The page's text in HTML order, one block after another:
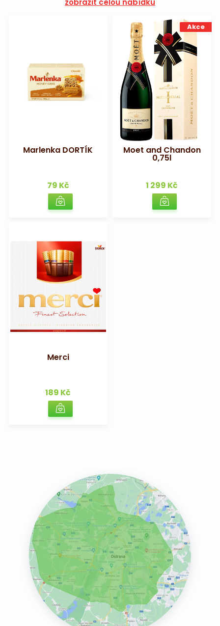
zobrazit celou nabídku
Marlenka DORTÍK
79 Kč
Akce
Moet and Chandon
0,75l
1 299 Kč
Merci
189 Kč